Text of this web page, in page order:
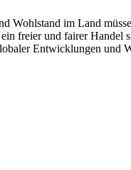
Wohlstand im Land
freier und fairer Handel
Entwicklungen und